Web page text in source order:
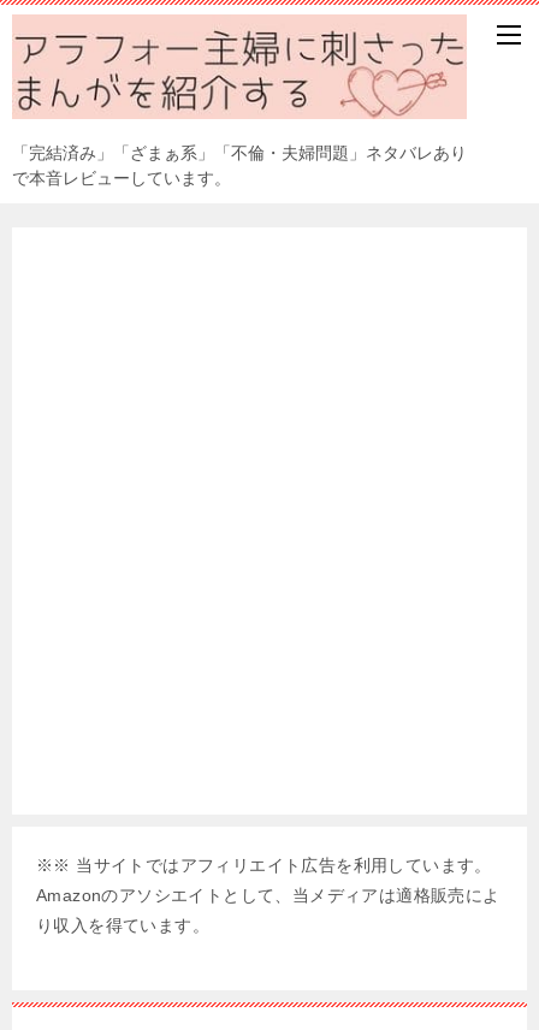
「完結済み」「ざまぁ系」「不倫・夫婦問題」ネタバレあり
で本音レビューしています。
※※ 当サイトではアフィリエイト広告を利用しています。
Amazonのアソシエイトとして、当メディアは適格販売によ
り収入を得ています。